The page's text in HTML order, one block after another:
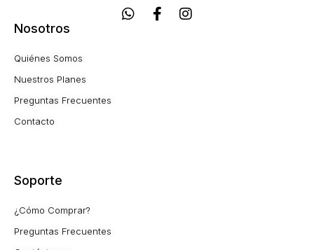
W
h
F
a
I
n
Nosotros
Quiénes Somos
Nuestros Planes
Preguntas Frecuentes
Contacto
Soporte
¿Cómo Comprar?
Preguntas Frecuentes